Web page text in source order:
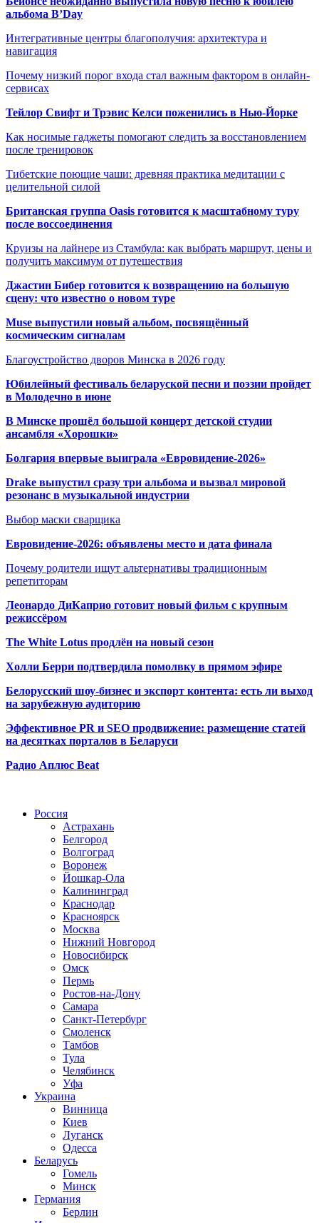
альбома B’Day
Интегративные центры благополучия: архитектура и
навигация
Почему низкий порог входа стал важным фактором в онлайн-
сервисах
Тейлор Свифт и Трэвис Келси поженились в Нью-Йорке
Как носимые гаджеты помогают следить за восстановлением
после тренировок
Тибетские поющие чаши: древняя практика медитации с
целительной силой
Британская группа Oasis готовится к масштабному туру
после воссоединения
Круизы на лайнере из Стамбула: как выбрать маршрут, цены и
получить максимум от путешествия
Джастин Бибер готовится к возвращению на большую
сцену: что известно о новом туре
Muse выпустили новый альбом, посвящённый
космическим сигналам
Благоустройство дворов Минска в 2026 году
Юбилейный фестиваль беларуской песни и поэзии пройдет
в Молодечно в июне
В Минске прошёл большой концерт детской студии
ансамбля «Хорошки»
Болгария впервые выиграла «Евровидение-2026»
Drake выпустил сразу три альбома и вызвал мировой
резонанс в музыкальной индустрии
Выбор маски сварщика
Евровидение-2026: объявлены место и дата финала
Почему родители ищут альтернативы традиционным
репетиторам
Леонардо ДиКаприо готовит новый фильм с крупным
режиссёром
The White Lotus продлён на новый сезон
Холли Берри подтвердила помолвку в прямом эфире
Белорусский шоу-бизнес и экспорт контента: есть ли выход
на зарубежную аудиторию
Эффективное PR и SEO продвижение: размещение статей
на десятках порталов в Беларуси
Радио Аплюс Beat
Россия
Астрахань
Белгород
Волгоград
Воронеж
Йошкар-Ола
Калининград
Краснодар
Красноярск
Москва
Нижний Новгород
Новосибирск
Омск
Пермь
Ростов-на-Дону
Самара
Санкт-Петербург
Смоленск
Тамбов
Тула
Челябинск
Уфа
Украина
Винница
Киев
Луганск
Одесса
Беларусь
Гомель
Минск
Германия
Берлин